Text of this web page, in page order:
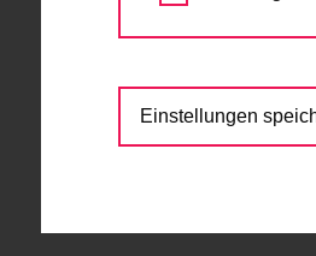
erhalten neue
Die Lidlgasse,
einspurig sein.
Einstellungen